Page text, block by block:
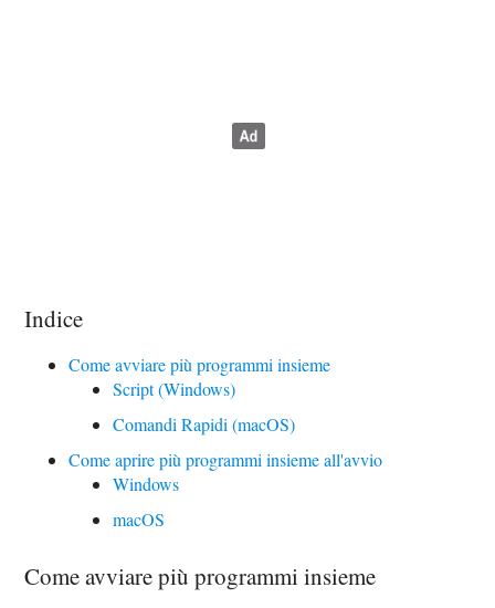
Indice
Come avviare più programmi insieme
Script (Windows)
Comandi Rapidi (macOS)
Come aprire più programmi insieme all'avvio
Windows
macOS
Come avviare più programmi insieme